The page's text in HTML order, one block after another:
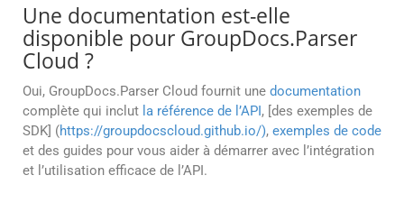
Une documentation est-elle
disponible pour GroupDocs.Parser
Cloud ?
Oui, GroupDocs.Parser Cloud fournit une documentation
complète qui inclut la référence de l’API, [des exemples de
SDK] (https://groupdocscloud.github.io/), exemples de code
et des guides pour vous aider à démarrer avec l’intégration
et l’utilisation efficace de l’API.